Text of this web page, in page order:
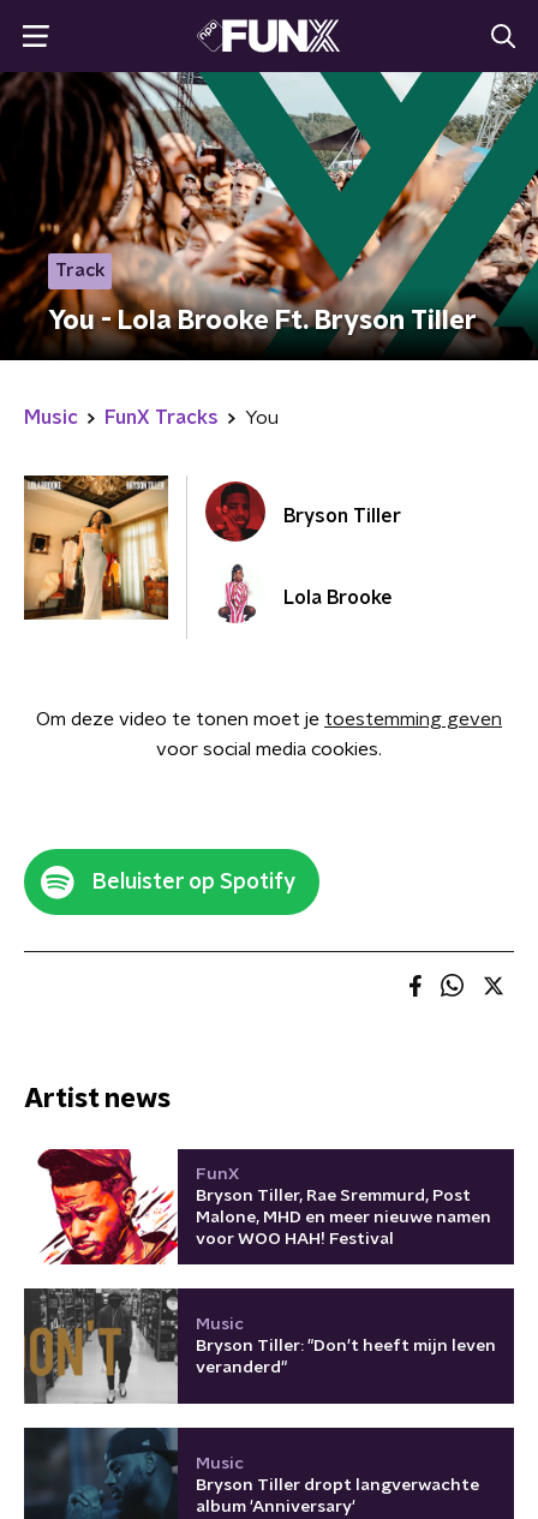
Track
You - Lola Brooke Ft. Bryson Tiller
Music FunX Tracks You
Bryson Tiller
Lola Brooke
Om deze video te tonen moet je toestemming geven
voor social media cookies.
Beluister op Spotify
Artist news
FunX
Bryson Tiller, Rae Sremmurd, Post
Malone, MHD en meer nieuwe namen
voor WOO HAH! Festival
Music
Bryson Tiller: "Don't heeft mijn leven
veranderd"
Music
Bryson Tiller dropt langverwachte
album 'Anniversary'